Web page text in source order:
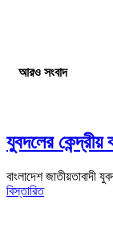
আরও সংবাদ
যুবদলের
বাংলাদেশ জাতীয়তাবাদী
বিস্তারিত